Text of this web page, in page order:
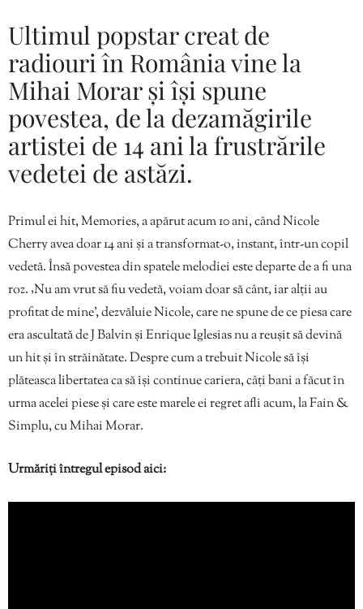
Ultimul popstar creat de
radiouri în România vine la
Mihai Morar și își spune
povestea, de la dezamăgirile
artistei de 14 ani la frustrările
vedetei de astăzi.
Primul ei hit, Memories, a apărut acum 10 ani, când Nicole
Cherry avea doar 14 ani și a transformat-o, instant, într-un copil
vedetă. Însă povestea din spatele melodiei este departe de a fi una
roz. ‚Nu am vrut să fiu vedetă, voiam doar să cânt, iar alții au
profitat de mine’, dezvăluie Nicole, care ne spune de ce piesa care
era ascultată de J Balvin și Enrique Iglesias nu a reușit să devină
un hit și în străinătate. Despre cum a trebuit Nicole să își
plăteasca libertatea ca să își continue cariera, câți bani a făcut în
urma acelei piese și care este marele ei regret afli acum, la Fain &
Simplu, cu Mihai Morar.
Urmăriți întregul episod aici: